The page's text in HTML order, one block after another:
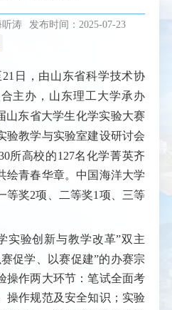
听涛 发布时间：2025-07-23
21日，由山东省科学技术协
主办，山东理工大学承办
山东省大学生化学实验大赛
验教学与实验室建设研讨会
所高校的127名化学菁英齐
绘青春华章。中国海洋大学
等奖2项、二等奖1项、三等
实验创新与教学改革”双主
促学、以赛促建”的办赛宗
操作两大环节：笔试全面考
操作规范及安全知识；实验